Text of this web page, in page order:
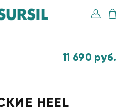
11 690 руб.
HEEL